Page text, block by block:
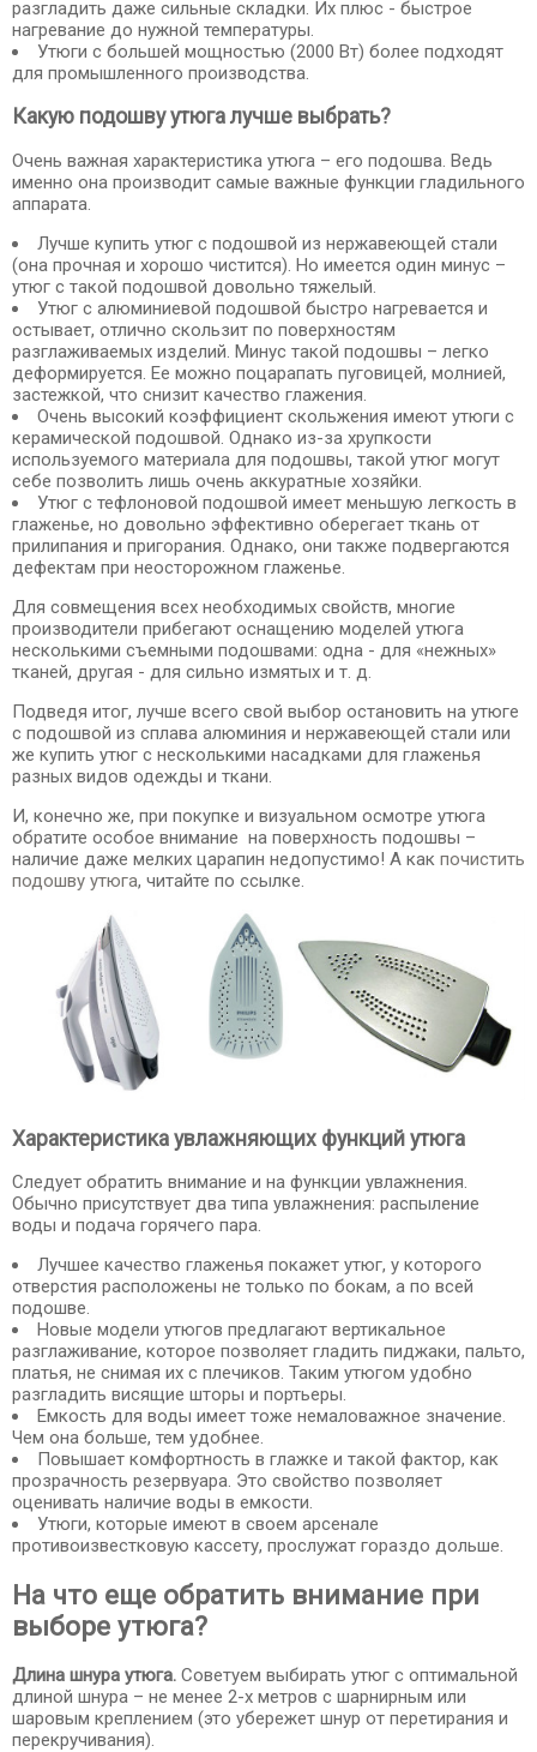
разгладить даже сильные складки. Их плюс - быстрое
нагревание до нужной температуры.
Утюги с большей мощностью (2000 Вт) более подходят
для промышленного производства.
Какую подошву утюга лучше выбрать?
Очень важная характеристика утюга – его подошва. Ведь
именно она производит самые важные функции гладильного
аппарата.
Лучше купить утюг с подошвой из нержавеющей стали
(она прочная и хорошо чистится). Но имеется один минус –
утюг с такой подошвой довольно тяжелый.
Утюг с алюминиевой подошвой быстро нагревается и
остывает, отлично скользит по поверхностям
разглаживаемых изделий. Минус такой подошвы – легко
деформируется. Ее можно поцарапать пуговицей, молнией,
застежкой, что снизит качество глажения.
Очень высокий коэффициент скольжения имеют утюги с
керамической подошвой. Однако из-за хрупкости
используемого материала для подошвы, такой утюг могут
себе позволить лишь очень аккуратные хозяйки.
Утюг с тефлоновой подошвой имеет меньшую легкость в
глаженье, но довольно эффективно оберегает ткань от
прилипания и пригорания. Однако, они также подвергаются
дефектам при неосторожном глаженье.
Для совмещения всех необходимых свойств, многие
производители прибегают оснащению моделей утюга
несколькими съемными подошвами: одна - для «нежных»
тканей, другая - для сильно измятых и т. д.
Подведя итог, лучше всего свой выбор остановить на утюге
с подошвой из сплава алюминия и нержавеющей стали или
же купить утюг с несколькими насадками для глаженья
разных видов одежды и ткани.
И, конечно же, при покупке и визуальном осмотре утюга
обратите особое внимание на поверхность подошвы –
наличие даже мелких царапин недопустимо! А как почистить
подошву утюга, читайте по ссылке.
Характеристика увлажняющих функций утюга
Следует обратить внимание и на функции увлажнения.
Обычно присутствует два типа увлажнения: распыление
воды и подача горячего пара.
Лучшее качество глаженья покажет утюг, у которого
отверстия расположены не только по бокам, а по всей
подошве.
Новые модели утюгов предлагают вертикальное
разглаживание, которое позволяет гладить пиджаки, пальто,
платья, не снимая их с плечиков. Таким утюгом удобно
разгладить висящие шторы и портьеры.
Емкость для воды имеет тоже немаловажное значение.
Чем она больше, тем удобнее.
Повышает комфортность в глажке и такой фактор, как
прозрачность резервуара. Это свойство позволяет
оценивать наличие воды в емкости.
Утюги, которые имеют в своем арсенале
противоизвестковую кассету, прослужат гораздо дольше.
На что еще обратить внимание при
выборе утюга?
Длина шнура утюга. Советуем выбирать утюг с оптимальной
длиной шнура – не менее 2-х метров с шарнирным или
шаровым креплением (это убережет шнур от перетирания и
перекручивания).